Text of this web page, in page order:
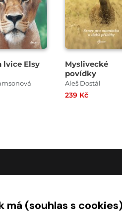
lvice Elsy
Myslivecké
povídky
Aleš Dostál
239 Kč
Časté dotazy
má (souhlas s cookies)